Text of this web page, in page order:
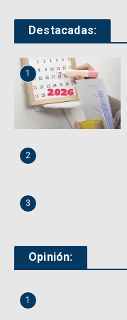
Destacadas:
1
2
3
Opinión:
1